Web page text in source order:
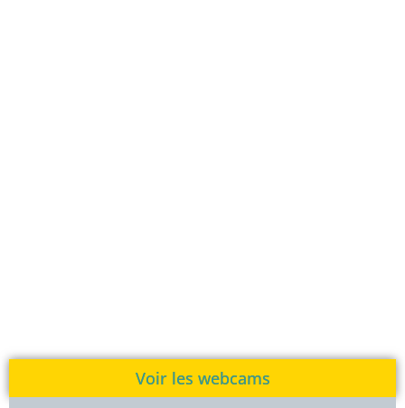
Voir les webcams